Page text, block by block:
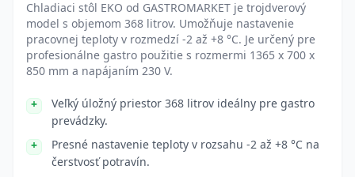
Chladiaci stôl EKO od GASTROMARKET je trojdverový
model s objemom 368 litrov. Umožňuje nastavenie
pracovnej teploty v rozmedzí -2 až +8 °C. Je určený pre
profesionálne gastro použitie s rozmermi 1365 x 700 x
850 mm a napájaním 230 V.
Veľký úložný priestor 368 litrov ideálny pre gastro
prevádzky.
Presné nastavenie teploty v rozsahu -2 až +8 °C na
čerstvosť potravín.